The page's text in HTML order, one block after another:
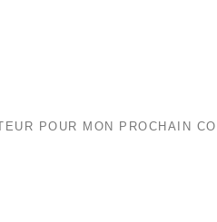
POUR MON PROCHAIN